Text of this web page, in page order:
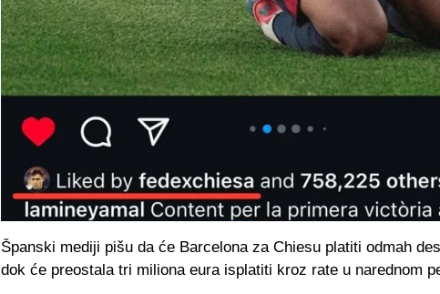
Španski mediji pišu da će Barcelona za Chiesu platiti odmah
dok će preostala tri miliona eura isplatiti kroz rate u narednom